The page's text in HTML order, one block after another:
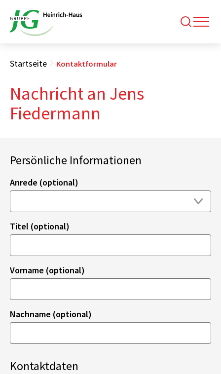
Startseite Kontaktformular
Nachricht an Jens
Fiedermann
Persönliche Informationen
Anrede (optional)
Titel (optional)
Vorname (optional)
Nachname (optional)
Kontaktdaten